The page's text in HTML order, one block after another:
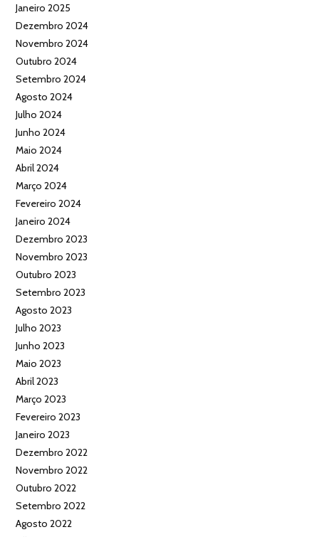
Janeiro 2025
Dezembro 2024
Novembro 2024
Outubro 2024
Setembro 2024
Agosto 2024
Julho 2024
Junho 2024
Maio 2024
Abril 2024
Março 2024
Fevereiro 2024
Janeiro 2024
Dezembro 2023
Novembro 2023
Outubro 2023
Setembro 2023
Agosto 2023
Julho 2023
Junho 2023
Maio 2023
Abril 2023
Março 2023
Fevereiro 2023
Janeiro 2023
Dezembro 2022
Novembro 2022
Outubro 2022
Setembro 2022
Agosto 2022